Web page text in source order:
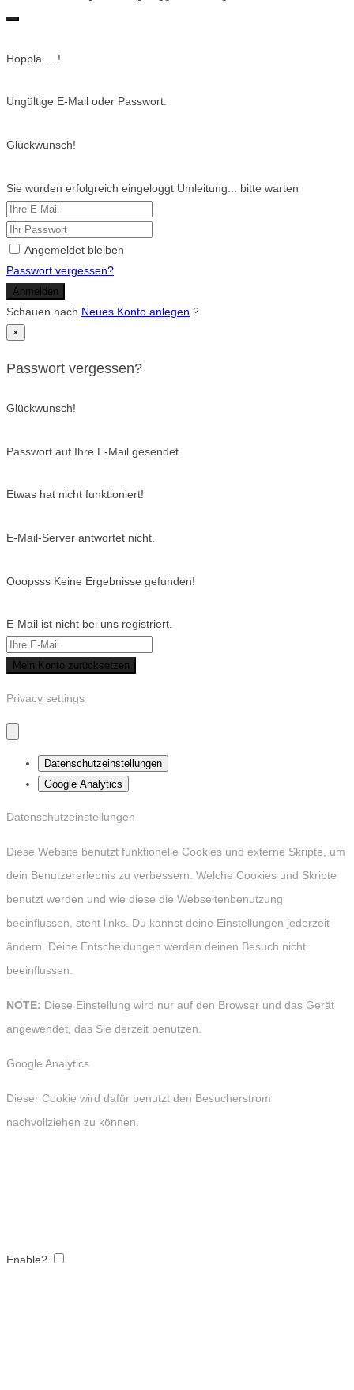
Hoppla.....!
Ungültige E-Mail oder Passwort.
Glückwunsch!
Sie wurden erfolgreich eingeloggt Umleitung... bitte warten
Angemeldet bleiben
Passwort vergessen?
Anmelden
Schauen nach Neues Konto anlegen ?
×
Passwort vergessen?
Glückwunsch!
Passwort auf Ihre E-Mail gesendet.
Etwas hat nicht funktioniert!
E-Mail-Server antwortet nicht.
Ooopsss Keine Ergebnisse gefunden!
E-Mail ist nicht bei uns registriert.
Mein Konto zurücksetzen
Privacy settings
Datenschutzeinstellungen
Google Analytics
Datenschutzeinstellungen
Diese Website benutzt funktionelle Cookies und externe Skripte, um
dein Benutzererlebnis zu verbessern. Welche Cookies und Skripte
benutzt werden und wie diese die Webseitenbenutzung
beeinflussen, steht links. Du kannst deine Einstellungen jederzeit
ändern. Deine Entscheidungen werden deinen Besuch nicht
beeinflussen.
NOTE: Diese Einstellung wird nur auf den Browser und das Gerät
angewendet, das Sie derzeit benutzen.
Google Analytics
Dieser Cookie wird dafür benutzt den Besucherstrom
nachvollziehen zu können.
Enable?